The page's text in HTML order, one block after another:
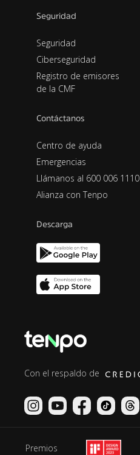
Seguridad
Seguridad
Ciberseguridad
Registro de emisores
de la CMF
Contáctanos
Centro de ayuda
Emergencias
Llámanos al 600 006 1110
Alianza con Tenpo
Descarga
Con el respaldo de
Premios